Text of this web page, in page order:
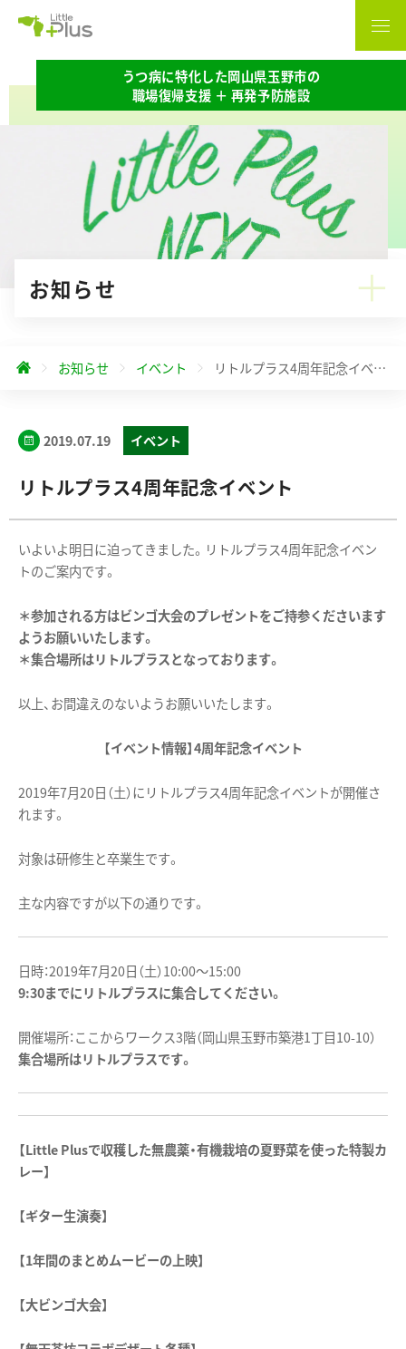
うつ病に特化した岡山県玉野市の
職場復帰支援 ＋ 再発予防施設
お知らせ
お知らせ イベント リトルプラス4周年記念イベント
2019.07.19 イベント
リトルプラス4周年記念イベント
いよいよ明日に迫ってきました。リトルプラス4周年記念イベン
トのご案内です。
＊参加される方はビンゴ大会のプレゼントをご持参くださいます
ようお願いいたします。
＊集合場所はリトルプラスとなっております。
以上、お間違えのないようお願いいたします。
【イベント情報】4周年記念イベント
2019年7月20日（土）にリトルプラス4周年記念イベントが開催さ
れます。
対象は研修生と卒業生です。
主な内容ですが以下の通りです。
日時：2019年7月20日（土）10:00〜15:00
9:30までにリトルプラスに集合してください。
開催場所：ここからワークス3階（岡山県玉野市築港1丁目10-10）
集合場所はリトルプラスです。
【Little Plusで収穫した無農薬・有機栽培の夏野菜を使った特製カ
レー】
【ギター生演奏】
【1年間のまとめムービーの上映】
【大ビンゴ大会】